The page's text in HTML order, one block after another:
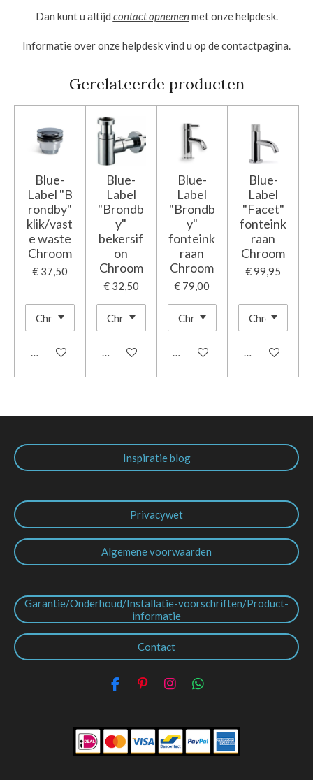
Dan kunt u altijd contact opnemenmet onze helpdesk.
Informatie over onze helpdesk vind u op de contactpagina.
Gerelateerde producten
Blue-
Label "B
rondby"
klik/vast
e waste
Chroom
€ 37,50
In winkelwagen
Blue-
Label
"Brondb
y"
bekersif
on
Chroom
€ 32,50
In winkelwagen
Blue-
Label
"Brondb
y"
fonteink
raan
Chroom
€ 79,00
In winkelwagen
Blue-
Label
"Facet"
fonteink
raan
Chroom
€ 99,95
In
Inspiratie blog
Privacywet
Algemene voorwaarden
Garantie/Onderhoud/Installatie-voorschriften/Product-
informatie
Contact
F
e
b
o
P
t
e
r
I
t
a
g
W
t
s
A